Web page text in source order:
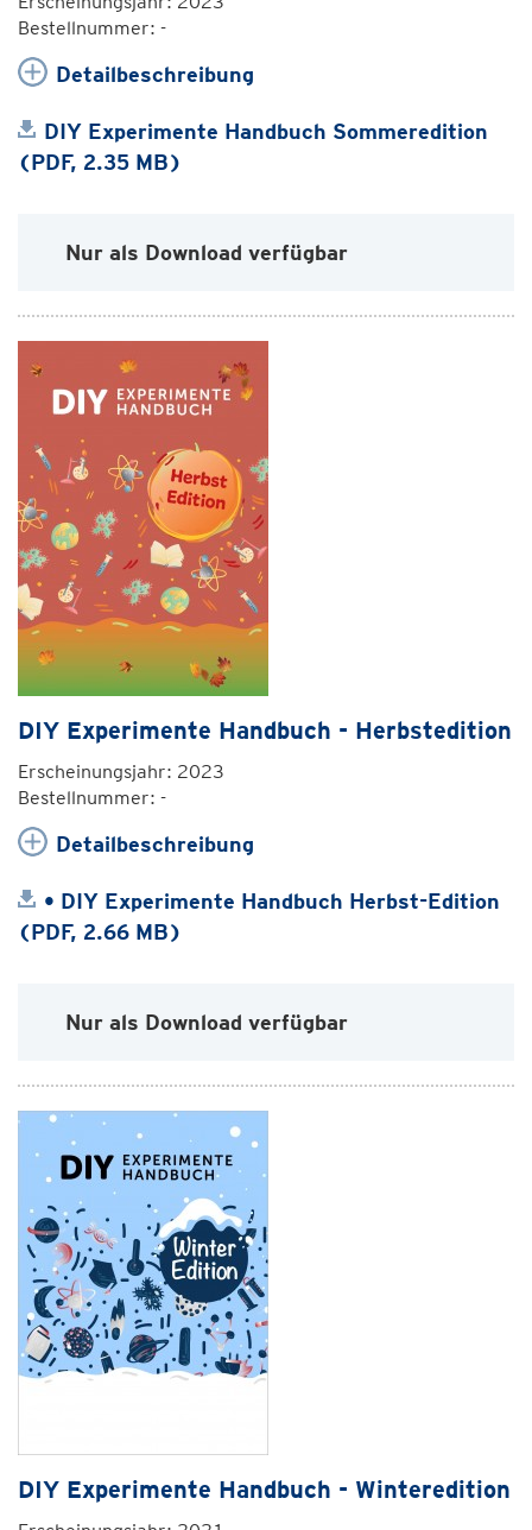
Bestellnummer: -
Detailbeschreibung
DIY Experimente Handbuch Sommeredition
(PDF, 2.35 MB)
Nur als Download verfügbar
DIY Experimente Handbuch - Herbstedition
Erscheinungsjahr: 2023
Bestellnummer: -
Detailbeschreibung
• DIY Experimente Handbuch Herbst-Edition
(PDF, 2.66 MB)
Nur als Download verfügbar
DIY Experimente Handbuch - Winteredition